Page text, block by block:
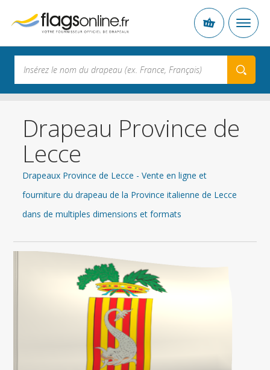
Drapeau Province de
Lecce
Drapeaux Province de Lecce - Vente en ligne et
fourniture du drapeau de la Province italienne de Lecce
dans de multiples dimensions et formats